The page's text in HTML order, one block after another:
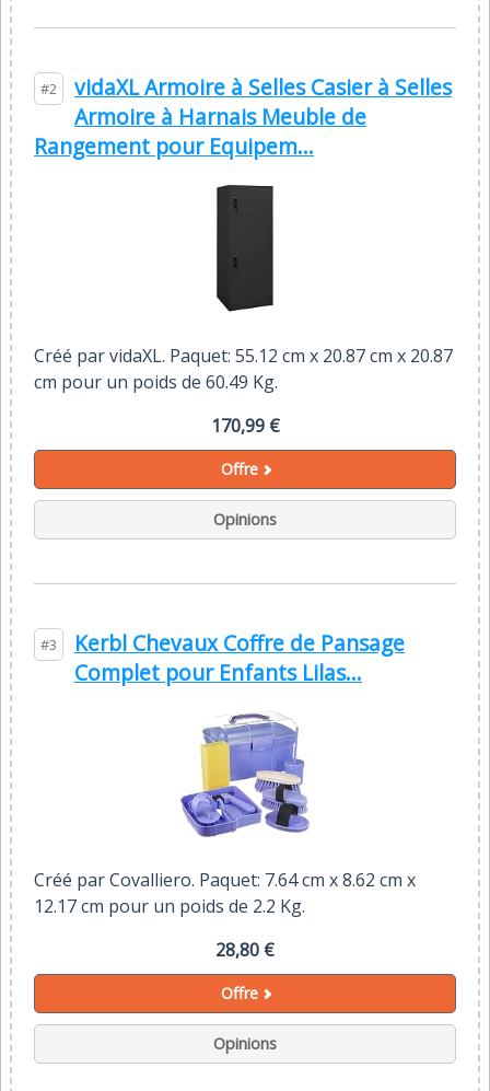
#2
vidaXL Armoire à Selles Casier à Selles
Armoire à Harnais Meuble de
Rangement pour Equipem...
Créé par vidaXL. Paquet: 55.12 cm x 20.87 cm x 20.87
cm pour un poids de 60.49 Kg.
170,99 €
Offre
Opinions
#3
Kerbl Chevaux Coffre de Pansage
Complet pour Enfants Lilas...
Créé par Covalliero. Paquet: 7.64 cm x 8.62 cm x
12.17 cm pour un poids de 2.2 Kg.
28,80 €
Offre
Opinions